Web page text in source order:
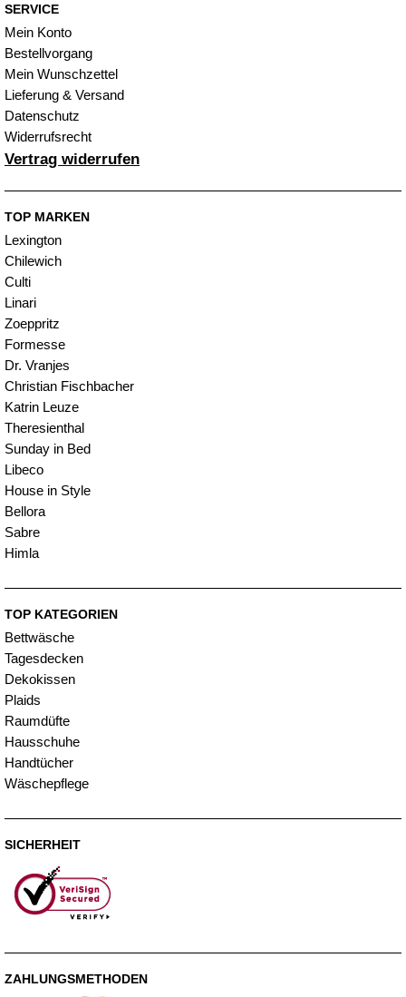
SERVICE
Mein Konto
Bestellvorgang
Mein Wunschzettel
Lieferung & Versand
Datenschutz
Widerrufsrecht
Vertrag widerrufen
TOP MARKEN
Lexington
Chilewich
Culti
Linari
Zoeppritz
Formesse
Dr. Vranjes
Christian Fischbacher
Katrin Leuze
Theresienthal
Sunday in Bed
Libeco
House in Style
Bellora
Sabre
Himla
TOP KATEGORIEN
Bettwäsche
Tagesdecken
Dekokissen
Plaids
Raumdüfte
Hausschuhe
Handtücher
Wäschepflege
SICHERHEIT
ZAHLUNGSMETHODEN